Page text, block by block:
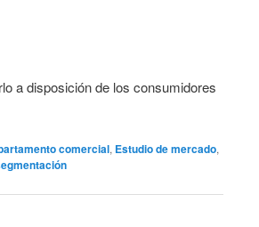
a disposición de los consumidores
comercial, Estudio de mercado,